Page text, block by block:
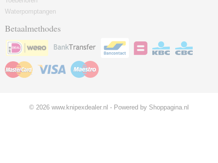
Waterpomptangen
Betaalmethodes
© 2026 www.knipexdealer.nl - Powered by Shoppagina.nl